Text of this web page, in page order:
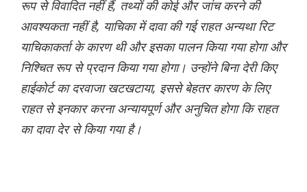
रूप से विवादित नहीं हैं, तथ्यों की कोई और जांच करने की
आवश्यकता नहीं है, याचिका में दावा की गई राहत अन्यथा रिट
याचिकाकर्ता के कारण थी और इसका पालन किया गया होगा और
निश्चित रूप से प्रदान किया गया होगा। उन्होंने बिना देरी किए
हाईकोर्ट का दरवाजा खटखटाया, इससे बेहतर कारण के लिए
राहत से इनकार करना अन्यायपूर्ण और अनुचित होगा कि राहत
का दावा देर से किया गया है।